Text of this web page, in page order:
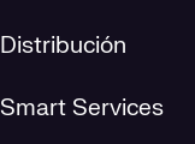
Distribución
Smart Services